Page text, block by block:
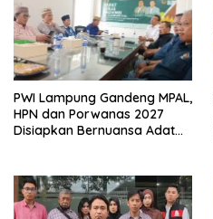
PWI Lampung Gandeng MPAL,
HPN dan Porwanas 2027
Disiapkan Bernuansa Adat